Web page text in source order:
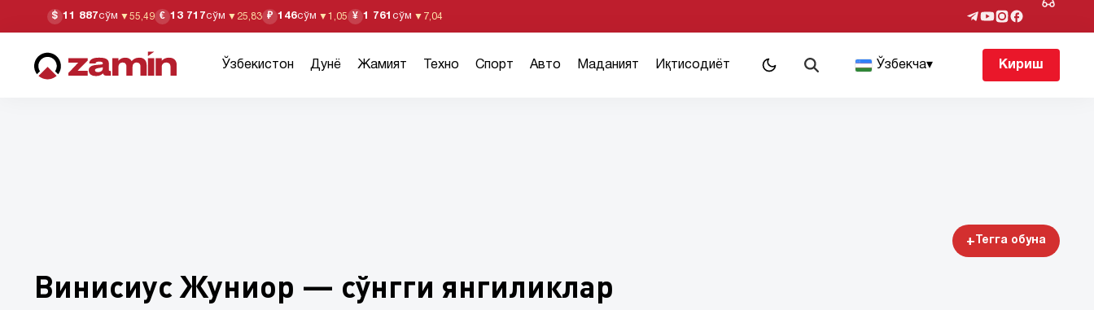
$ 11 887сўм ▼55,49 € 13 717сўм ▼ 25,83 ₽ 146сўм ▼1,05 ¥ 1 761 сўм ▼ 7,04
Ўзбекистон Дунё Жамият Техно Спорт Авто Маданият Иқтисодиёт Ўзбекча▾ Кириш
+ Тегга обуна
Винисиус Жуниор — сўнгги янгиликлар